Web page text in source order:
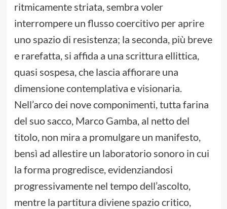
ritmicamente striata, sembra voler
interrompere un flusso coercitivo per aprire
uno spazio di resistenza; la seconda, più breve
e rarefatta, si affida a una scrittura ellittica,
quasi sospesa, che lascia affiorare una
dimensione contemplativa e visionaria.
Nell’arco dei nove componimenti, tutta farina
del suo sacco, Marco Gamba, al netto del
titolo, non mira a promulgare un manifesto,
bensì ad allestire un laboratorio sonoro in cui
la forma progredisce, evidenziandosi
progressivamente nel tempo dell’ascolto,
mentre la partitura diviene spazio critico,